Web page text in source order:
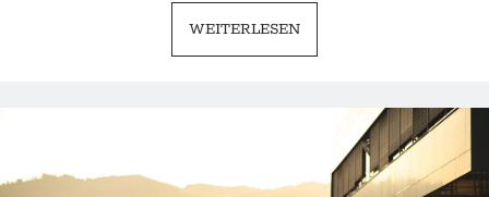
WEITERLESENPORSCHE
911
ALMOST
COMPLETELY